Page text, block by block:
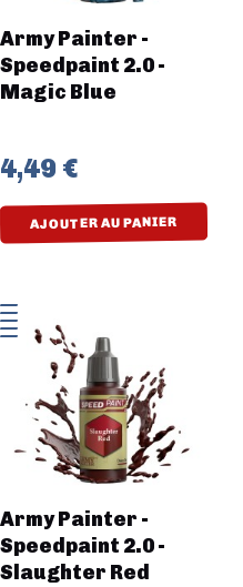
Army Painter -
Speedpaint 2.0 -
Magic Blue
4,49 €
AJOUTER AU PANIER
Army Painter -
Speedpaint 2.0 -
Slaughter Red